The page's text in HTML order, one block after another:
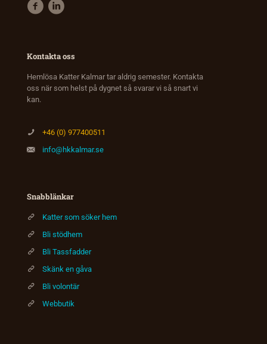
Kontakta oss
Hemlösa Katter Kalmar tar aldrig semester. Kontakta
oss när som helst på dygnet så svarar vi så snart vi
kan.
+46 (0) 977400511
info@hkkalmar.se
Snabblänkar
Katter som söker hem
Bli stödhem
Bli Tassfadder
Skänk en gåva
Bli volontär
Webbutik